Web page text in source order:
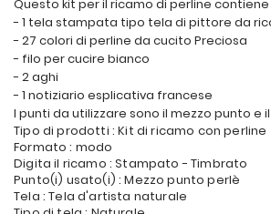
Questo kit per il ricamo di perline contiene
- 1 tela stampata tipo tela di pittore da
- 27 colori di perline da cucito Preciosa
- filo per cucire bianco
- 2 aghi
- 1 notiziario esplicativa francese
I punti da utilizzare sono il mezzo punto e
Tipo di prodotti : Kit di ricamo con perline
Formato : modo
Digita il ricamo : Stampato - Timbrato
Punto(i) usato(i) : Mezzo punto perlè
Tela : Tela d'artista naturale